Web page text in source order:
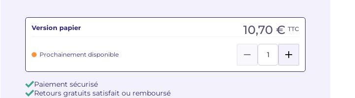
Version papier 10,70 € TTC
Prochainement disponible
Paiement sécurisé
Retours gratuits satisfait ou remboursé